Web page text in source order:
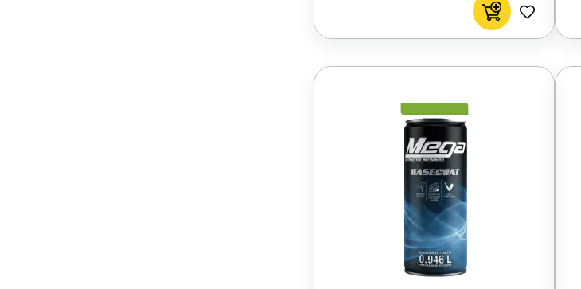
Agregar al carrito
AGREGAR